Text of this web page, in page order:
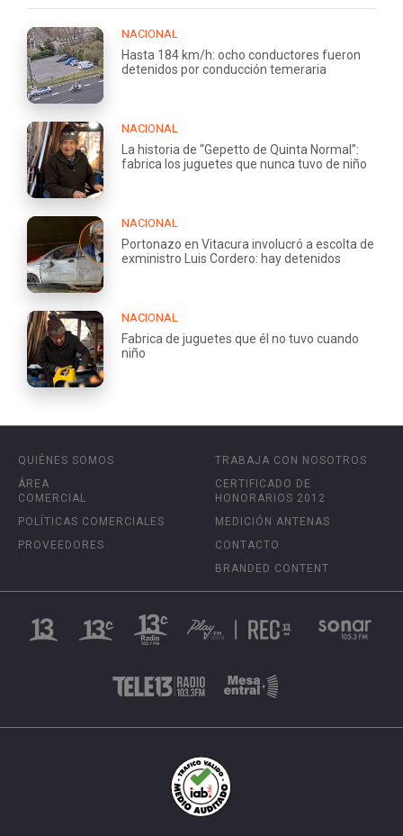
NACIONAL
Hasta 184 km/h: ocho conductores fueron
detenidos por conducción temeraria
NACIONAL
La historia de “Gepetto de Quinta Normal”:
fabrica los juguetes que nunca tuvo de niño
NACIONAL
Portonazo en Vitacura involucró a escolta de
exministro Luis Cordero: hay detenidos
NACIONAL
Fabrica de juguetes que él no tuvo cuando
niño
QUIÉNES SOMOS
ÁREA
COMERCIAL
POLÍTICAS COMERCIALES
PROVEEDORES
TRABAJA CON NOSOTROS
CERTIFICADO DE
HONORARIOS 2012
MEDICIÓN ANTENAS
CONTACTO
BRANDED CONTENT